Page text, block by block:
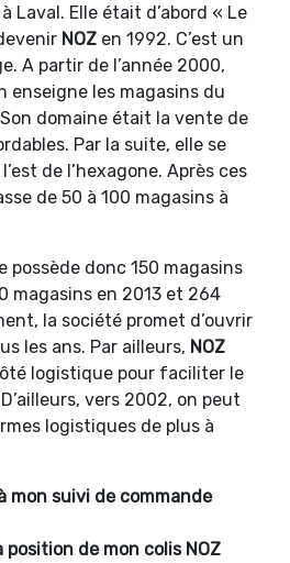
Laval. Elle était d’abord « Le
NOZ en 1992. C’est un
A partir de l’année 2000,
enseigne les magasins du
domaine était la vente de
Par la suite, elle se
de l’hexagone. Après ces
de 50 à 100 magasins à
possède donc 150 magasins
magasins en 2013 et 264
la société promet d’ouvrir
les ans. Par ailleurs, NOZ
logistique pour faciliter le
vers 2002, on peut
logistiques de plus à
mon suivi de commande
de mon colis NOZ